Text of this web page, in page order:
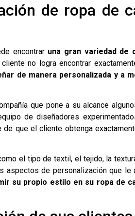
de ropa de
encontraruna gran variedad de
no logra encontrar
de manera personalizada y a
que pone a su alcance
de diseñadores
que el cliente obtenga
el tipo de textil, el tejido, la
de personalización que le
su propio estilo en su ropa de